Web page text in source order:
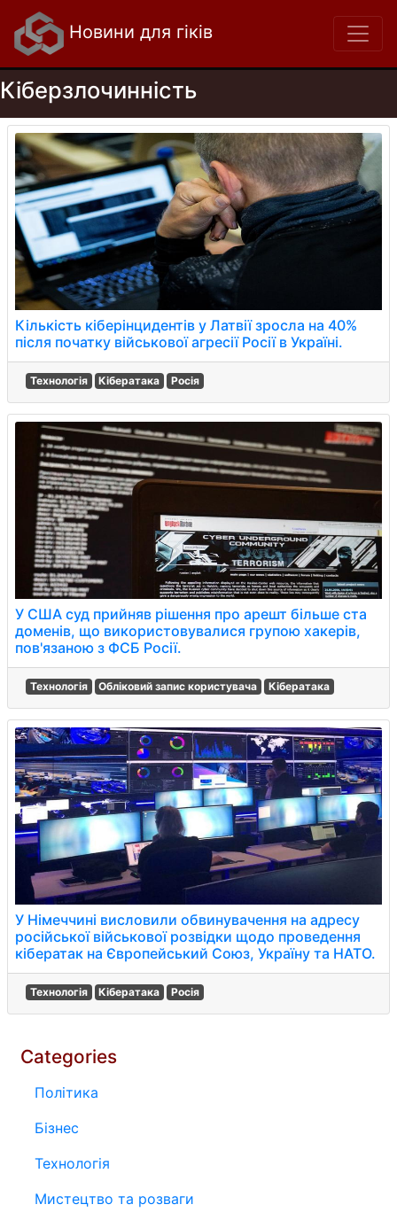
Новини для гіків
Кіберзлочинність
Кількість кіберінцидентів у Латвії зросла на 40%
після початку військової агресії Росії в Україні.
Технологія Кібератака Росія
У США суд прийняв рішення про арешт більше ста
доменів, що використовувалися групою хакерів,
пов'язаною з ФСБ Росії.
Технологія Обліковий запис користувача Кібератака
У Німеччині висловили обвинувачення на адресу
російської військової розвідки щодо проведення
кібератак на Європейський Союз, Україну та НАТО.
Технологія Кібератака Росія
Categories
Політика
Бізнес
Технологія
Мистецтво та розваги